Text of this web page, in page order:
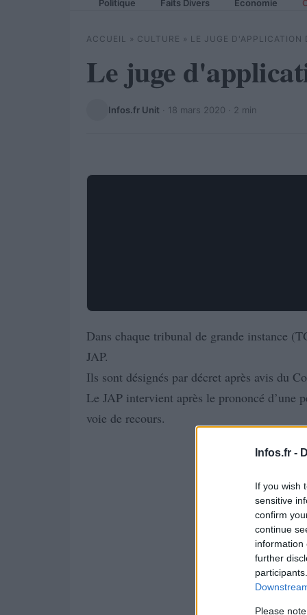
Infos.fr -
If you wish
sensitive
confirm
continue
information
further
Please
Politique Faits Divers Economie
ACCUEIL » CULTURE » LE JUGE D'APPLICATION
Le juge
Infos.fr Unit · 18 mars 2020 · 2 min
Dans chaque tribunal de grande instance
JAP.
Ils sont désignés par décret après avis du
Le JAP intervient après le prononcé d’une
voie de recours.